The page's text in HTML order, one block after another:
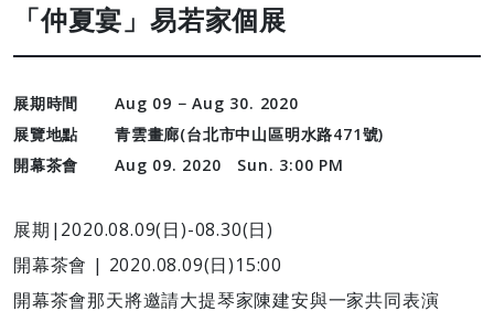
「仲夏宴」易若家個展
展期時間
Aug 09 − Aug 30. 2020
展覽地點
青雲畫廊(台北市中山區明水路471號)
開幕茶會
Aug 09. 2020 Sun. 3:00 PM
展期|2020.08.09(日)-08.30(日)
開幕茶會 | 2020.08.09(日)15:00
開幕茶會那天將邀請大提琴家陳建安與一家共同表演